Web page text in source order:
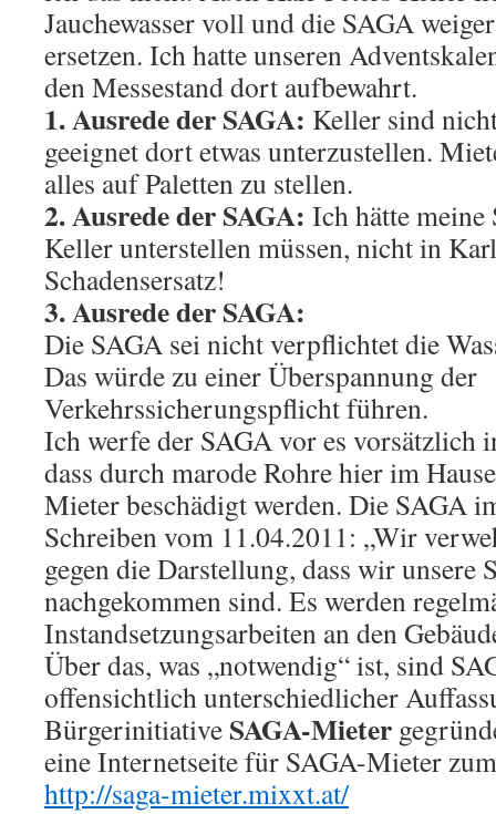
Jauchewasser voll und die SAGA
ersetzen. Ich hatte unseren
den Messestand dort aufbewahrt.
1. Ausrede der SAGA: Keller sind
geeignet dort etwas unterzustellen.
alles auf Paletten zu stellen.
2. Ausrede der SAGA: Ich hätte meine
Keller unterstellen müssen, nicht in
Schadensersatz!
3. Ausrede der SAGA:
Die SAGA sei nicht verpflichtet die
Das würde zu einer Überspannung der
Verkehrssicherungspflicht führen.
Ich werfe der SAGA vor es vorsätzlich
dass durch marode Rohre hier im
Mieter beschädigt werden. Die SAGA
Schreiben vom 11.04.2011: „Wir
gegen die Darstellung, dass wir
nachgekommen sind. Es werden
Instandsetzungsarbeiten an den
Über das, was „notwendig“ ist, sind
offensichtlich unterschiedlicher
Bürgerinitiative SAGA-Mieter
eine Internetseite für SAGA-Mieter
http://saga-mieter.mixxt.at/